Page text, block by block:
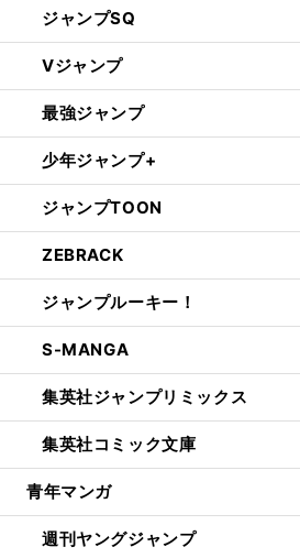
ジャンプSQ
Vジャンプ
最強ジャンプ
少年ジャンプ+
ジャンプTOON
ZEBRACK
ジャンプルーキー！
S-MANGA
集英社ジャンプリミックス
集英社コミック文庫
青年マンガ
週刊ヤングジャンプ